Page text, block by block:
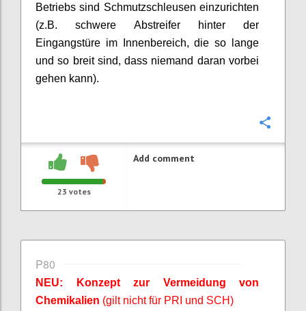
Betriebs sind Schmutzschleusen einzurichten
(z.B. schwere Abstreifer hinter der
Eingangstüre im Innenbereich, die so lange
und so breit sind, dass niemand daran vorbei
gehen kann).
23 votes
Add comment
P80
NEU: Konzept zur Vermeidung von
Chemikalien (gilt nicht für PRI und SCH)